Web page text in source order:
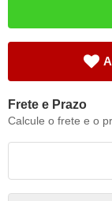
Frete e Prazo
Calcule o frete e o